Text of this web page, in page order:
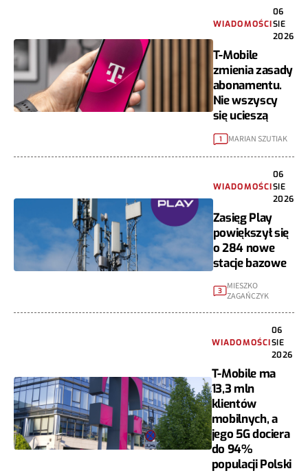
WIADOMOŚCI
06
SIE
2026
T-Mobile
zmienia zasady
abonamentu.
Nie wszyscy
się ucieszą
1 MARIAN SZUTIAK
WIADOMOŚCI
06
SIE
2026
Zasięg Play
powiększył się
o 284 nowe
stacje bazowe
3 MIESZKO
ZAGAŃCZYK
WIADOMOŚCI
06
SIE
2026
T-Mobile ma
13,3 mln
klientów
mobilnych, a
jego 5G dociera
do 94%
populacji Polski